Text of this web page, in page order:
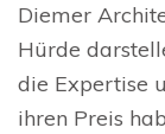
Diemer
Hürde
die Expertise
ihren Preis